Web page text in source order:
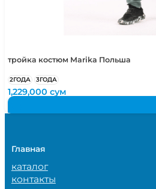
тройка костюм Marika Польша
2ГОДА 3ГОДА
1,229,000сум
Главная
каталог
контакты